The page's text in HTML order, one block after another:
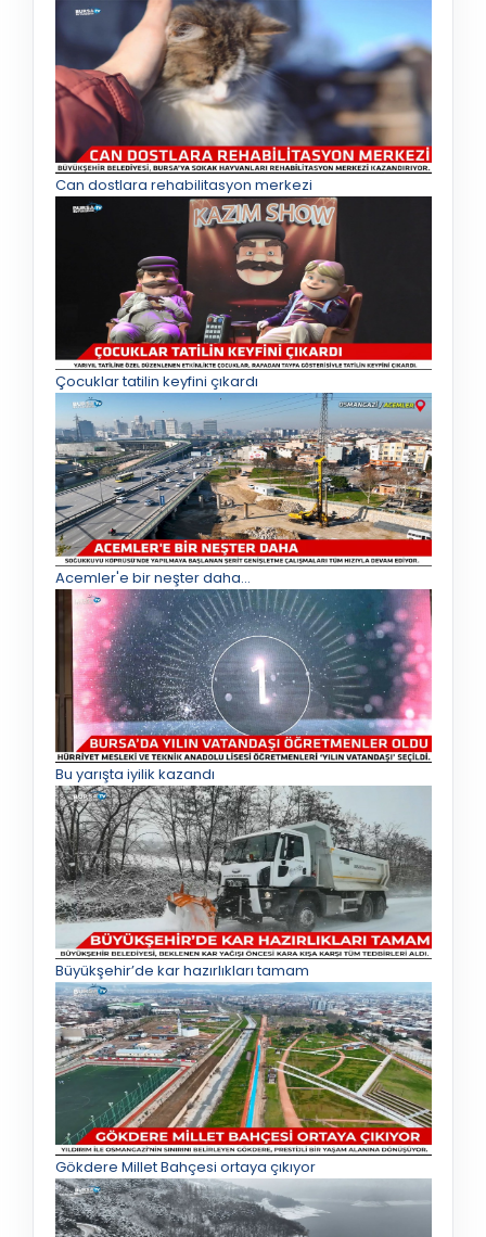
Can dostlara rehabilitasyon merkezi
Çocuklar tatilin keyfini çıkardı
Acemler'e bir neşter daha...
Bu yarışta iyilik kazandı
Büyükşehir’de kar hazırlıkları tamam
Gökdere Millet Bahçesi ortaya çıkıyor